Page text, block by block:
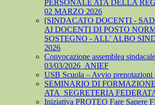
PERSONALE ATA DELLA
02 MARZO 2026
[SINDACATO DOCENTI -
AI DOCENTI DI POSTO
SOSTEGNO - ALL' ALBO
2026
Convocazione assemblea
03/03/2026_ANIEF
USB Scuola – Avvio prenotazioni
SEMINARIO DI
ATA_SEGRETERIA
Iniziativa PROTEO Fare Sapere